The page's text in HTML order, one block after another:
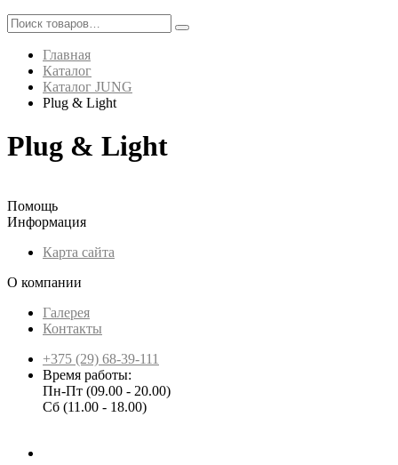
Главная
Каталог
Каталог JUNG
Plug & Light
Plug & Light
Помощь
Информация
Карта сайта
О компании
Галерея
Контакты
+375 (29) 68-39-111
Время работы:
Пн-Пт (09.00 - 20.00)
Сб (11.00 - 18.00)